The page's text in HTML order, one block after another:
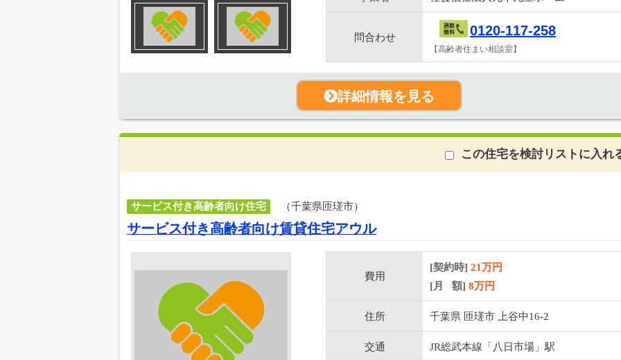
問合わせ 0120-117-258
【高齢者住まい相談室】
詳細情報を見る
この住宅を検討リストに入れ
サービス付き高齢者向け住宅 （千葉県匝瑳市）
サービス付き高齢者向け賃貸住宅アウル
費用
[契約時] 21万円
[月 額] 8万円
住所 千葉県 匝瑳市 上谷中16-2
交通 JR総武本線「八日市場」駅